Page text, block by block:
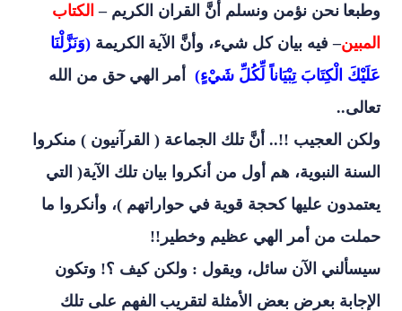
وطبعا نحن نؤمن ونسلم أنَّ القران الكريم – الكتاب
المبين– فيه بيان كل شيء، وأنَّ الآية الكريمة (وَنَزَّلْنَا
عَلَيْكَ الْكِتَابَ تِبْيَاناً لِّكُلِّ شَيْءٍ)
أمر الهي حق من الله
تعالى..
ولكن العجيب !!.. أنَّ تلك الجماعة ( القرآنيون ) منكروا
السنة النبوية، هم أول من أنكروا بيان تلك الآية( التي
يعتمدون عليها كحجة قوية في حواراتهم )، وأنكروا ما
حملت من أمر الهي عظيم وخطير!!
سيسألني الآن سائل، ويقول : ولكن كيف ؟! وتكون
الإجابة بعرض بعض الأمثلة لتقريب الفهم على تلك